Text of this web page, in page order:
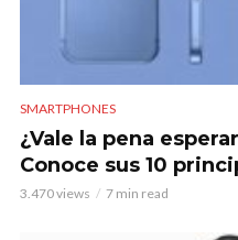
SMARTPHONES
¿Vale la pena
Conoce sus 10
3.470 views 7 min read